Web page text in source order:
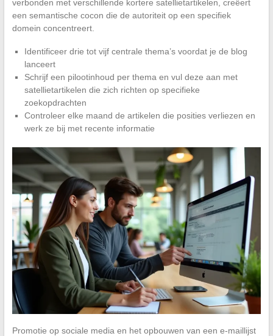
verbonden met verschillende kortere satellietartikelen, creëert
een semantische cocon die de autoriteit op een specifiek
domein concentreert.
Identificeer drie tot vijf centrale thema’s voordat je de blog
lanceert
Schrijf een pilootinhoud per thema en vul deze aan met
satellietartikelen die zich richten op specifieke
zoekopdrachten
Controleer elke maand de artikelen die posities verliezen en
werk ze bij met recente informatie
Promotie op sociale media en het opbouwen van een e-maillijst